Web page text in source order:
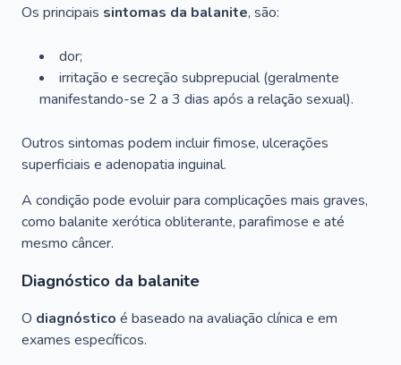
Os principais sintomas da balanite, são:
dor;
irritação e secreção subprepucial (geralmente
manifestando-se 2 a 3 dias após a relação sexual).
Outros sintomas podem incluir fimose, ulcerações
superficiais e adenopatia inguinal.
A condição pode evoluir para complicações mais graves,
como balanite xerótica obliterante, parafimose e até
mesmo câncer.
Diagnóstico da balanite
O diagnóstico é baseado na avaliação clínica e em
exames específicos.